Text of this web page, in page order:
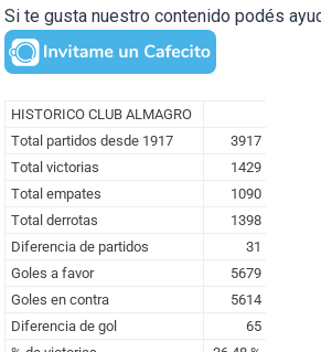
Si te gusta nuestro contenido podés